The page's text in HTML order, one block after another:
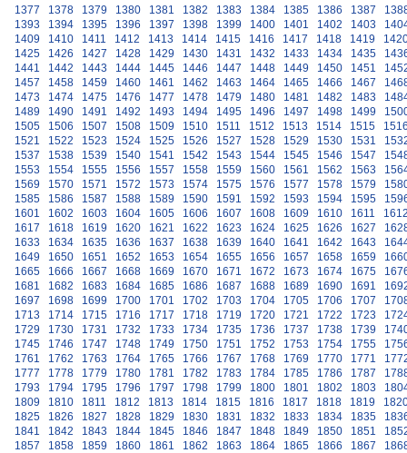
1377
1378 1379 1380 1381 1382 1383 1384 1385 1386 1387
1393
1394 1395 1396 1397 1398 1399 1400 1401 1402 1403
1409
1410 1411 1412 1413 1414 1415 1416 1417 1418 1419
1425
1426 1427 1428 1429 1430 1431 1432 1433 1434 1435
1441
1442 1443 1444 1445 1446 1447 1448 1449 1450 1451
1457
1458 1459 1460 1461 1462 1463 1464 1465 1466 1467
1473
1474 1475 1476 1477 1478 1479 1480 1481 1482 1483
1489
1490 1491 1492 1493 1494 1495 1496 1497 1498 1499
1505
1506 1507 1508 1509 1510 1511 1512 1513 1514 1515
1521
1522 1523 1524 1525 1526 1527 1528 1529 1530 1531
1537
1538 1539 1540 1541 1542 1543 1544 1545 1546 1547
1553
1554 1555 1556 1557 1558 1559 1560 1561 1562 1563
1569
1570 1571 1572 1573 1574 1575 1576 1577 1578 1579
1585
1586 1587 1588 1589 1590 1591 1592 1593 1594 1595
1601
1602 1603 1604 1605 1606 1607 1608 1609 1610 1611
1617
1618 1619 1620 1621 1622 1623 1624 1625 1626 1627
1633
1634 1635 1636 1637 1638 1639 1640 1641 1642 1643
1649
1650 1651 1652 1653 1654 1655 1656 1657 1658 1659
1665
1666 1667 1668 1669 1670 1671 1672 1673 1674 1675
1681
1682 1683 1684 1685 1686 1687 1688 1689 1690 1691
1697
1698 1699 1700 1701 1702 1703 1704 1705 1706 1707
1713
1714 1715 1716 1717 1718 1719 1720 1721 1722 1723
1729
1730 1731 1732 1733 1734 1735 1736 1737 1738 1739
1745
1746 1747 1748 1749 1750 1751 1752 1753 1754 1755
1761
1762 1763 1764 1765 1766 1767 1768 1769 1770 1771
1777
1778 1779 1780 1781 1782 1783 1784 1785 1786 1787
1793
1794 1795 1796 1797 1798 1799 1800 1801 1802 1803
1809
1810 1811 1812 1813 1814 1815 1816 1817 1818 1819
1825
1826 1827 1828 1829 1830 1831 1832 1833 1834 1835
1841
1842 1843 1844 1845 1846 1847 1848 1849 1850 1851
1857
1858 1859 1860 1861 1862 1863 1864 1865 1866 1867